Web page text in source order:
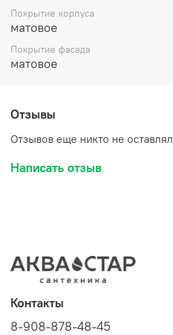
Покрытие корпуса
матовое
Покрытие фасада
матовое
Отзывы
Отзывов еще никто не оставлял
Написать отзыв
Контакты
8-908-878-48-45